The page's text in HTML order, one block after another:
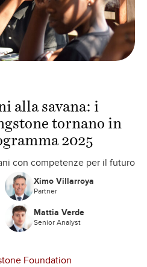
alla savana: i
tornano in
2025
con competenze per il futuro
Ximo Villarroya
Partner
Mattia Verde
Senior Analyst
Foundation